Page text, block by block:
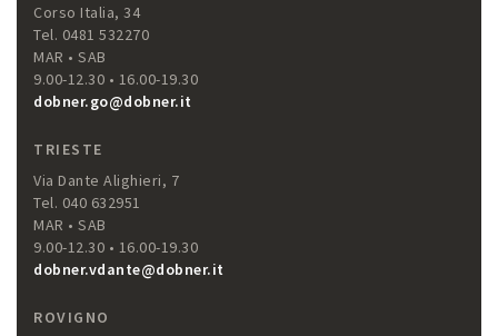
Corso Italia, 34
Tel. 0481 532270
MAR • SAB
9.00-12.30 • 16.00-19.30
dobner.go@dobner.it
TRIESTE
Via Dante Alighieri, 7
Tel. 040 632951
MAR • SAB
9.00-12.30 • 16.00-19.30
dobner.vdante@dobner.it
ROVIGNO